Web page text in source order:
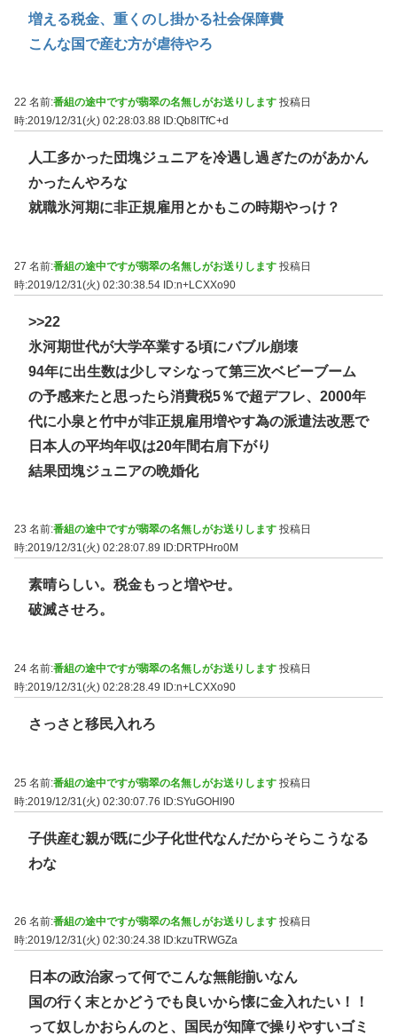
増える税金、重くのし掛かる社会保障費
こんな国で産む方が虐待やろ
22 名前:番組の途中ですが翡翠の名無しがお送りします 投稿日
時:2019/12/31(火) 02:28:03.88 ID:Qb8lTfC+d
人工多かった団塊ジュニアを冷遇し過ぎたのがあかん
かったんやろな
就職氷河期に非正規雇用とかもこの時期やっけ？
27 名前:番組の途中ですが翡翠の名無しがお送りします 投稿日
時:2019/12/31(火) 02:30:38.54 ID:n+LCXXo90
>>22
氷河期世代が大学卒業する頃にバブル崩壊
94年に出生数は少しマシなって第三次ベビーブーム
の予感来たと思ったら消費税5％で超デフレ、2000年
代に小泉と竹中が非正規雇用増やす為の派遣法改悪で
日本人の平均年収は20年間右肩下がり
結果団塊ジュニアの晩婚化
23 名前:番組の途中ですが翡翠の名無しがお送りします 投稿日
時:2019/12/31(火) 02:28:07.89
ID:DRTPHro0M
素晴らしい。税金もっと増やせ。
破滅させろ。
24 名前:番組の途中ですが翡翠の名無しがお送りします 投稿日
時:2019/12/31(火) 02:28:28.49
ID:n+LCXXo90
さっさと移民入れろ
25 名前:番組の途中ですが翡翠の名無しがお送りします 投稿日
時:2019/12/31(火) 02:30:07.76 ID:SYuGOHl90
子供産む親が既に少子化世代なんだからそらこうなる
わな
26 名前:番組の途中ですが翡翠の名無しがお送りします 投稿日
時:2019/12/31(火) 02:30:24.38 ID:kzuTRWGZa
日本の政治家って何でこんな無能揃いなん
国の行く末とかどうでも良いから懐に金入れたい！！
って奴しかおらんのと、国民が知障で操りやすいゴミ